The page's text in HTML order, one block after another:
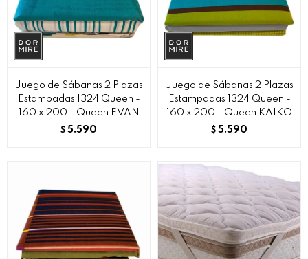
Juego de Sábanas 2 Plazas
Estampadas 1324 Queen -
160 x 200 - Queen EVAN
$ 5.590
Juego de Sábanas 2 Plazas
Estampadas 1324 Queen -
160 x 200 - Queen KAIKO
$ 5.590